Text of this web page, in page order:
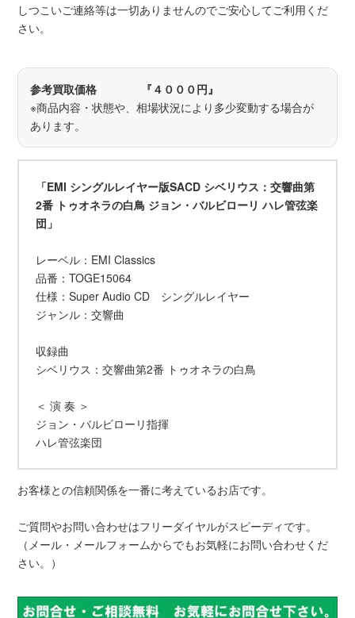
しつこいご連絡等は一切ありませんのでご安心してご利用くだ
さい。
参考買取価格 『４０００円』
※商品内容・状態や、相場状況により多少変動する場合が
あります。
「EMI シングルレイヤー版SACD シベリウス：交響曲第
2番 トゥオネラの白鳥 ジョン・バルビローリ ハレ管弦楽
団」
レーベル：EMI Classics
品番：TOGE15064
仕様：Super Audio CD シングルレイヤー
ジャンル：交響曲
収録曲
シベリウス：交響曲第2番 トゥオネラの白鳥
＜ 演 奏 ＞
ジョン・バルビローリ指揮
ハレ管弦楽団
お客様との信頼関係を一番に考えているお店です。
ご質問やお問い合わせはフリーダイヤルがスピーディです。
（メール・メールフォームからでもお気軽にお問い合わせくだ
さい。）